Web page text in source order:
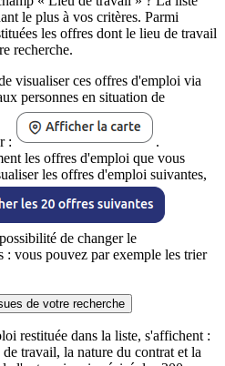
le plus à vos critères. Parmi
les offres dont le lieu de travail
recherche.
visualiser ces offres d'emploi via
personnes en situation de
:
.
les offres d'emploi que vous
les offres d'emploi suivantes,
de changer le
: vous pouvez par exemple les trier
de votre recherche
restituée dans la liste, s'affichent :
travail, la nature du contrat et la